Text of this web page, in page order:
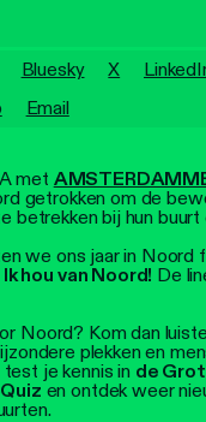
met
getrokken om de
betrekken bij hun buurt
we ons jaar in Noord
Ik hou van Noord! De
Noord? Kom dan
plekken en
je kennis in de
en ontdek weer
Bluesky X
Email